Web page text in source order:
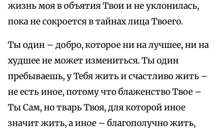
жизнь моя в объятия Твои и не уклонилась,
пока не сокроется в тайнах лица Твоего.
Ты один – добро, которое ни на лучшее, ни на
худшее не может измениться. Ты один
пребываешь, у Тебя жить и счастливо жить –
не есть иное, потому что блаженство Твое –
Ты Сам, но тварь Твоя, для которой иное
значит жить, а иное – благополучно жить,